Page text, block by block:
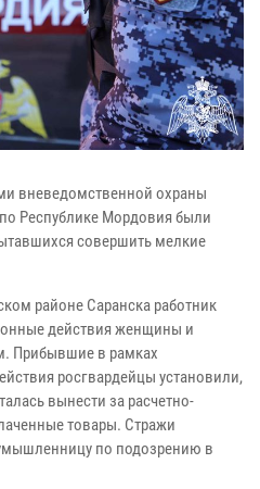
вневедомственной охраны
Республике Мордовия были
совершить мелкие
районе Саранска работник
действия женщины и
Прибывшие в рамках
росгвардейцы установили,
вынести за расчетно-
товары. Стражи
по подозрению в